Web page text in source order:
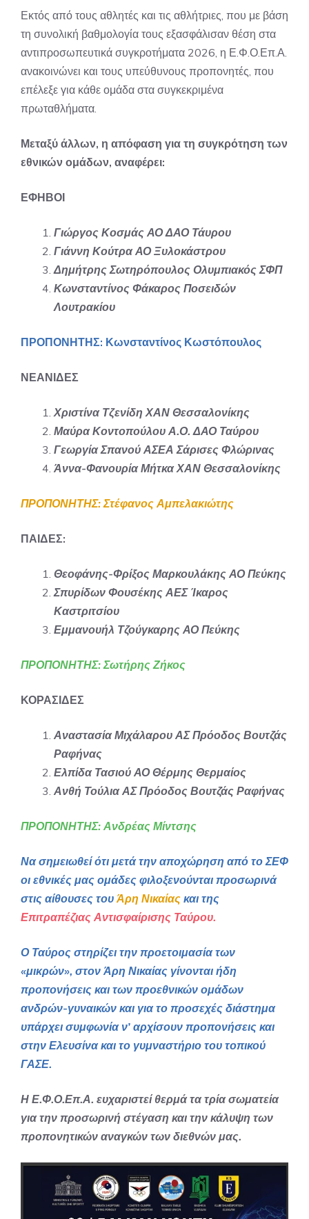
Εκτός από τους αθλητές και τις αθλήτριες, που με βάση
τη συνολική βαθμολογία τους εξασφάλισαν θέση στα
αντιπροσωπευτικά συγκροτήματα 2026, η Ε.Φ.Ο.Επ.Α.
ανακοινώνει και τους υπεύθυνους προπονητές, που
επέλεξε για κάθε ομάδα στα συγκεκριμένα
πρωταθλήματα.
Μεταξύ άλλων, η απόφαση για τη συγκρότηση των
εθνικών ομάδων, αναφέρει:
ΕΦΗΒΟΙ
Γιώργος Κοσμάς ΑΟ ΔΑΟ Τάυρου
Γιάννη Κούτρα ΑΟ Ξυλοκάστρου
Δημήτρης Σωτηρόπουλος Ολυμπιακός ΣΦΠ
Κωνσταντίνος Φάκαρος Ποσειδών
Λουτρακίου
ΠΡΟΠΟΝΗΤΗΣ: Κωνσταντίνος Κωστόπουλος
ΝΕΑΝΙΔΕΣ
Χριστίνα Τζενίδη ΧΑΝ Θεσσαλονίκης
Μαύρα Κοντοπούλου Α.Ο. ΔΑΟ Ταύρου
Γεωργία Σπανού ΑΣΕΑ Σάρισες Φλώρινας
Άννα-Φανουρία Μήτκα ΧΑΝ Θεσσαλονίκης
ΠΡΟΠΟΝΗΤΗΣ: Στέφανος Αμπελακιώτης
ΠΑΙΔΕΣ:
Θεοφάνης-Φρίξος Μαρκουλάκης ΑΟ Πεύκης
Σπυρίδων Φουσέκης ΑΕΣ Ίκαρος
Καστριτσίου
Εμμανουήλ Τζούγκαρης ΑΟ Πεύκης
ΠΡΟΠΟΝΗΤΗΣ: Σωτήρης Ζήκος
ΚΟΡΑΣΙΔΕΣ
Αναστασία Μιχάλαρου ΑΣ Πρόοδος Βουτζάς
Ραφήνας
Ελπίδα Τασιού ΑΟ Θέρμης Θερμαίος
Ανθή Τούλια ΑΣ Πρόοδος Βουτζάς Ραφήνας
ΠΡΟΠΟΝΗΤΗΣ: Ανδρέας Μίντσης
Να σημειωθεί ότι μετά την αποχώρηση από το ΣΕΦ
οι εθνικές μας ομάδες φιλοξενούνται προσωρινά
στις αίθουσες τουΆρη Νικαίας και της
Επιτραπέζιας Αντισφαίρισης Ταύρου.
Ο Ταύρος στηρίζει την προετοιμασία των
«μικρών», στον Άρη Νικαίας γίνονται ήδη
προπονήσεις και των προεθνικών ομάδων
ανδρών-γυναικών και για το προσεχές διάστημα
υπάρχει συμφωνία ν’ αρχίσουν προπονήσεις και
στην Ελευσίνα και το γυμναστήριο του τοπικού
ΓΑΣΕ.
Η Ε.Φ.Ο.Επ.Α. ευχαριστεί θερμά τα τρία σωματεία
για την προσωρινή στέγαση και την κάλυψη των
προπονητικών αναγκών των διεθνών μας.